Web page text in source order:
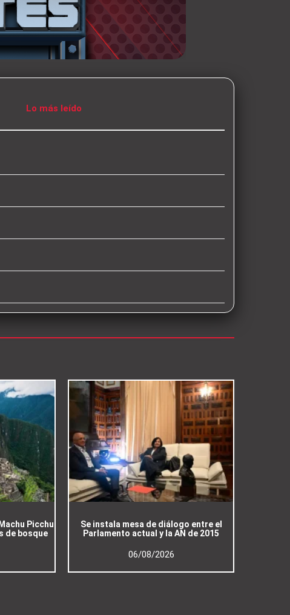
Lo más leído
Picchu
de bosque
Se instala mesa de diálogo entre el
Parlamento actual y la AN de 2015
06/08/2026